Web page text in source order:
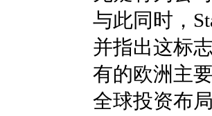
与此同时，
并指出这标
有的欧洲主
全球投资布